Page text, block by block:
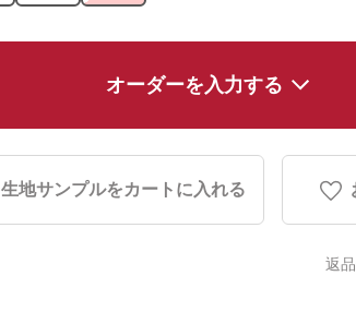
オーダーを入力する
生地サンプルをカートに入れる
返